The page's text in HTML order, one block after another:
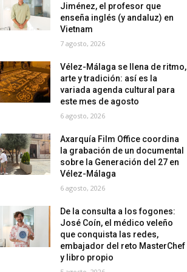
Jiménez, el profesor que
enseña inglés (y andaluz) en
Vietnam
7 agosto, 2026
Vélez-Málaga se llena de ritmo,
arte y tradición: así es la
variada agenda cultural para
este mes de agosto
6 agosto, 2026
Axarquía Film Office coordina
la grabación de un documental
sobre la Generación del 27 en
Vélez-Málaga
6 agosto, 2026
De la consulta a los fogones:
José Coín, el médico veleño
que conquista las redes,
embajador del reto MasterChef
y libro propio